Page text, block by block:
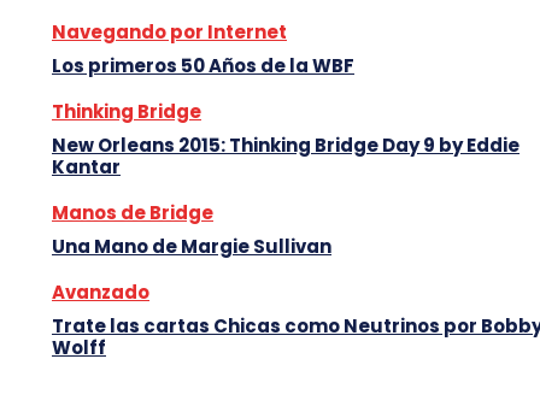
Navegando por Internet
Los primeros 50 Años de la WBF
Thinking Bridge
New Orleans 2015: Thinking Bridge Day 9 by Eddie
Kantar
Manos de Bridge
Una Mano de Margie Sullivan
Avanzado
Trate las cartas Chicas como Neutrinos por
Wolff